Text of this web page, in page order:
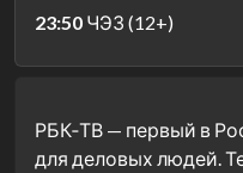
23:50 ЧЭЗ (12+)
РБК‑ТВ — первый в
для деловых людей.